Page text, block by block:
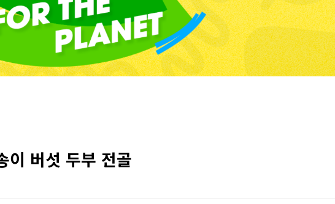
이 버섯 두부 전골